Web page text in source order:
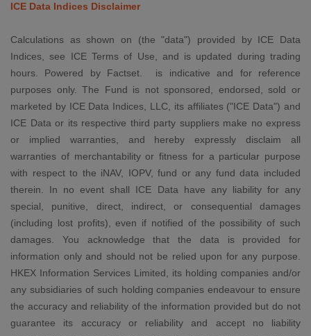
ICE Data Indices Disclaimer
Calculations as shown on (the "data") provided by ICE Data
Indices, see ICE Terms of Use, and is updated during trading
hours. Powered by Factset. is indicative and for reference
purposes only. The Fund is not sponsored, endorsed, sold or
marketed by ICE Data Indices, LLC, its affiliates ("ICE Data") and
ICE Data or its respective third party suppliers make no express
or implied warranties, and hereby expressly disclaim all
warranties of merchantability or fitness for a particular purpose
with respect to the iNAV, IOPV, fund or any fund data included
therein. In no event shall ICE Data have any liability for any
special, punitive, direct, indirect, or consequential damages
(including lost profits), even if notified of the possibility of such
damages. You acknowledge that the data is provided for
information only and should not be relied upon for any purpose.
HKEX Information Services Limited, its holding companies and/or
any subsidiaries of such holding companies endeavour to ensure
the accuracy and reliability of the information provided but do not
guarantee its accuracy or reliability and accept no liability